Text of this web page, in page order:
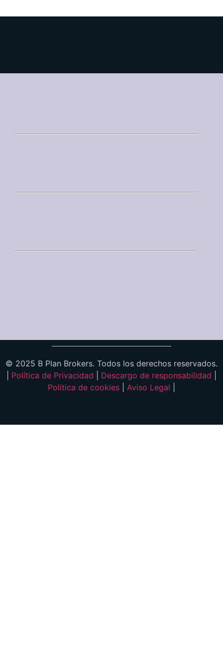
© 2025 B Plan Brokers. Todos los derechos reservados.
Política de Privacidad Descargo de responsabilidad
Politica de cookies
Aviso Legal